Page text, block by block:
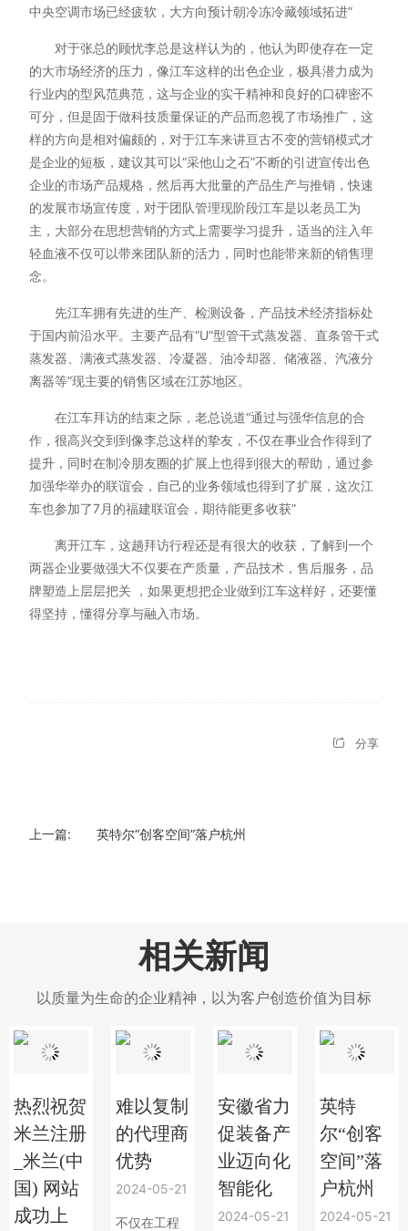
中央空调市场已经疲软，大方向预计朝冷冻冷藏领域拓进”
对于张总的顾忧李总是这样认为的，他认为即使存在一定
的大市场经济的压力，像江车这样的出色企业，极具潜力成为
行业内的型风范典范，这与企业的实干精神和良好的口碑密不
可分，但是固于做科技质量保证的产品而忽视了市场推广，这
样的方向是相对偏颇的，对于江车来讲亘古不变的营销模式才
是企业的短板，建议其可以“采他山之石”不断的引进宣传出色
企业的市场产品规格，然后再大批量的产品生产与推销，快速
的发展市场宣传度，对于团队管理现阶段江车是以老员工为
主，大部分在思想营销的方式上需要学习提升，适当的注入年
轻血液不仅可以带来团队新的活力，同时也能带来新的销售理
念。
先江车拥有先进的生产、检测设备，产品技术经济指标处
于国内前沿水平。主要产品有“U”型管干式蒸发器、直条管干式
蒸发器、满液式蒸发器、冷凝器、油冷却器、储液器、汽液分
离器等”现主要的销售区域在江苏地区。
在江车拜访的结束之际，老总说道“通过与强华信息的合
作，很高兴交到到像李总这样的挚友，不仅在事业合作得到了
提升，同时在制冷朋友圈的扩展上也得到很大的帮助，通过参
加强华举办的联谊会，自己的业务领域也得到了扩展，这次江
车也参加了7月的福建联谊会，期待能更多收获”
离开江车，这趟拜访行程还是有很大的收获，了解到一个
两器企业要做强大不仅要在产质量，产品技术，售后服务，品
牌塑造上层层把关 ，如果更想把企业做到江车这样好，还要懂
得坚持，懂得分享与融入市场。
分享
上一篇: 英特尔“创客空间”落户杭州
相关新闻
以质量为生命的企业精神，以为客户创造价值为目标
热烈祝贺
米兰注册
_米兰(中
国) 网站
成功上
难以复制
的代理商
优势
2024-05-21
不仅在工程
安徽省力
促装备产
业迈向化
智能化
2024-05-21
英特
尔“创客
空间”落
户杭州
2024-05-21